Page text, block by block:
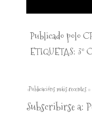
Publicado polo
ETIQUETAS: 3º
Publicacións máis recentes
Subscribirse a: